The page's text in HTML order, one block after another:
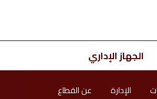
الجهاز الإداري
الإدارة عن القطاع